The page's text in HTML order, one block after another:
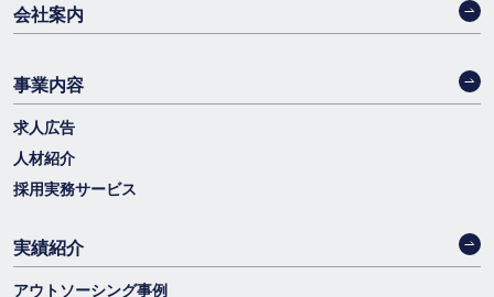
会社案内
事業内容
求人広告
人材紹介
採用実務サービス
実績紹介
アウトソーシング事例